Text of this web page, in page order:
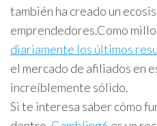
también ha creado un
emprendedores.Como
diariamente los últimos
el mercado de afiliados en
increíblemente sólido.
Si te interesa saber cómo